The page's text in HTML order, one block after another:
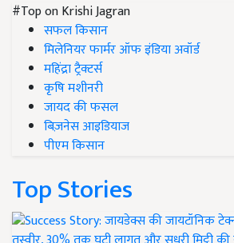
#Top on Krishi Jagran
सफल किसान
मिलेनियर फार्मर ऑफ इंडिया अवॉर्ड
महिंद्रा ट्रैक्टर्स
कृषि मशीनरी
जायद की फसल
बिज़नेस आइडियाज
पीएम किसान
Top Stories